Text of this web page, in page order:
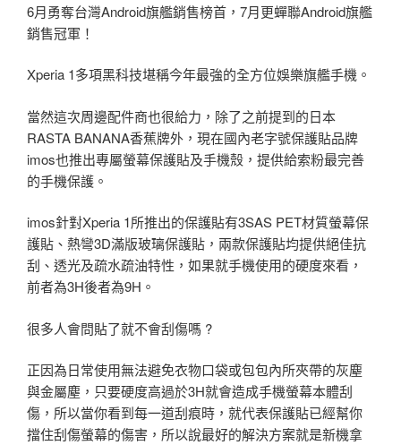
6月勇奪台灣Android旗艦銷售榜首，7月更蟬聯Android旗艦
銷售冠軍！
Xperia 1多項黑科技堪稱今年最強的全方位娛樂旗艦手機。
當然這次周邊配件商也很給力，除了之前提到的日本
RASTA BANANA香蕉牌外，現在國內老字號保護貼品牌
imos也推出專屬螢幕保護貼及手機殼，提供給索粉最完善
的手機保護。
imos針對Xperia 1所推出的保護貼有3SAS PET材質螢幕保
護貼、熱彎3D滿版玻璃保護貼，兩款保護貼均提供絕佳抗
刮、透光及疏水疏油特性，如果就手機使用的硬度來看，
前者為3H後者為9H。
很多人會問貼了就不會刮傷嗎 ?
正因為日常使用無法避免衣物口袋或包包內所夾帶的灰塵
與金屬塵，只要硬度高過於3H就會造成手機螢幕本體刮
傷，所以當你看到每一道刮痕時，就代表保護貼已經幫你
擋住刮傷螢幕的傷害，所以說最好的解決方案就是新機拿